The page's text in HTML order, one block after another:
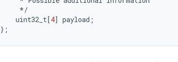
*/
uint32_t[4] payload ;
};